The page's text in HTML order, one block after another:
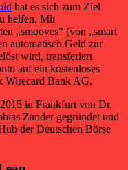
hat es sich zum Ziel
helfen. Mit
„smooves“ (von „smart
automatisch Geld zur
wird, transferiert
auf ein kostenloses
Wirecard Bank AG.
in Frankfurt von Dr.
Zander gegründet und
der Deutschen Börse